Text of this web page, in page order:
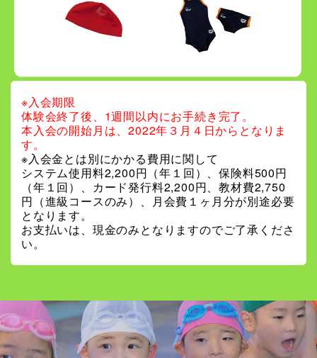
※入会期限
体験会終了後、1週間以内にお手続き完了。
本入会の開始月は、2022年３月４日からとなりま
す。
※入会金とは別にかかる費用に関して
システム使用料2,200円（年１回）、保険料500円
（年１回）、カード発行料2,200円、教材費2,750
円（進級コースのみ）、月会費１ヶ月分が別途必要
となります。
お支払いは、現金のみとなりますのでご了承くださ
い。